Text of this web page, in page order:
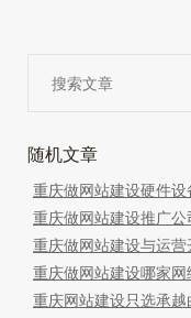
随机文章